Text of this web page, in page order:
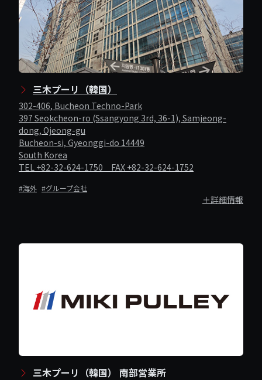
三木プーリ（韓国）
302-406, Bucheon Techno-Park
397 Seokcheon-ro (Ssangyong 3rd, 36-1), Samjeong-
dong, Ojeong-gu
Bucheon-si, Gyeonggi-do 14449
South Korea
TEL +82-32-624-1750 FAX +82-32-624-1752
#海外 #グループ会社
＋詳細情報
三木プーリ（韓国） 南部営業所